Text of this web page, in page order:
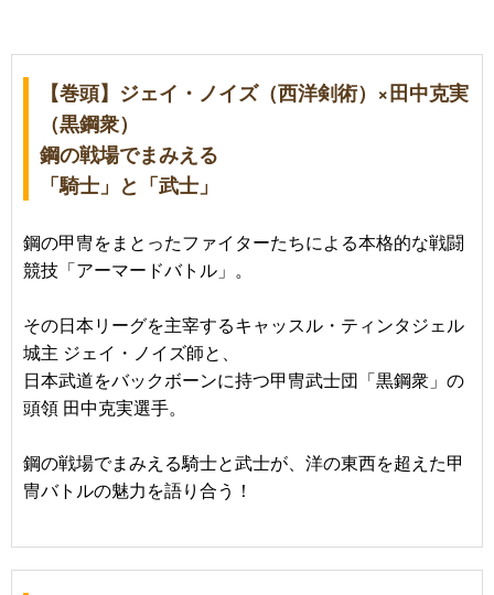
【巻頭】ジェイ・ノイズ（西洋剣術）×田中克実
（黒鋼衆）
鋼の戦場でまみえる
「騎士」と「武士」
鋼の甲冑をまとったファイターたちによる本格的な戦闘
競技「アーマードバトル」。
その日本リーグを主宰するキャッスル・ティンタジェル
城主 ジェイ・ノイズ師と、
日本武道をバックボーンに持つ甲冑武士団「黒鋼衆」の
頭領 田中克実選手。
鋼の戦場でまみえる騎士と武士が、洋の東西を超えた甲
冑バトルの魅力を語り合う！